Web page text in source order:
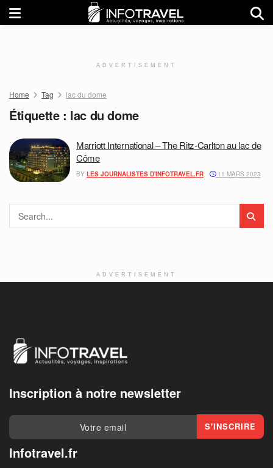
ADVERTISEMENT
Home Tag lac du dome
Étiquette : lac du dome
Marriott International – The Ritz-Carlton au lac de
Côme
BY LES JOURNALISTES D'INFOTRAVEL.FR 11 MARS 2023
ADVERTISEMENT
Inscription à notre newsletter
Infotravel.fr